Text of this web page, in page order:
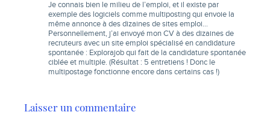
Je connais bien le milieu de l’emploi, et il existe par
exemple des logiciels comme multiposting qui envoie la
même annonce à des dizaines de sites emploi…
Personnellement, j’ai envoyé mon CV à des dizaines de
recruteurs avec un site emploi spécialisé en candidature
spontanée : Explorajob qui fait de la candidature spontanée
ciblée et multiple. (Résultat : 5 entretiens ! Donc le
multipostage fonctionne encore dans certains cas !)
Laisser un commentaire